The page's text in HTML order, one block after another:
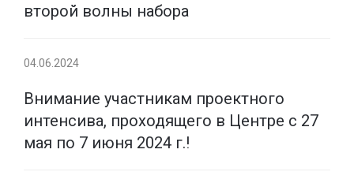
второй волны набора
04.06.2024
Внимание участникам проектного
интенсива, проходящего в Центре с 27
мая по 7 июня 2024 г.!